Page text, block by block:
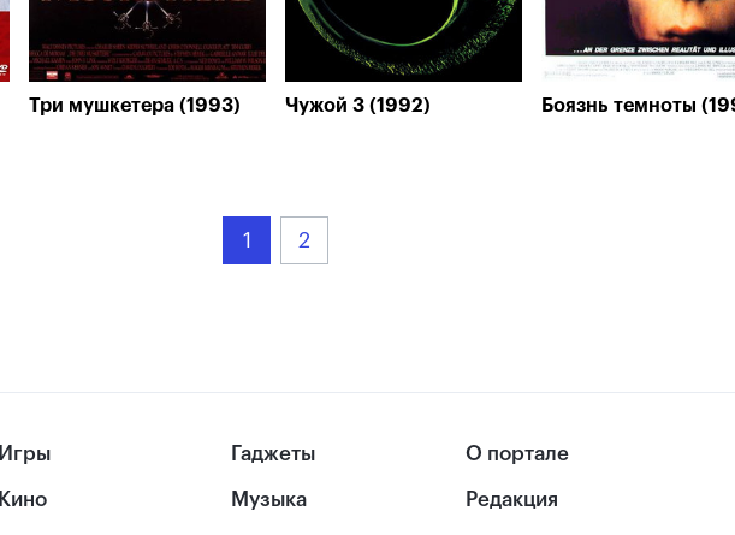
Три мушкетера (1993) Чужой 3 (1992) Боязнь темноты
1 2
Игры
Кино
Гаджеты
Музыка
О портале
Редакция